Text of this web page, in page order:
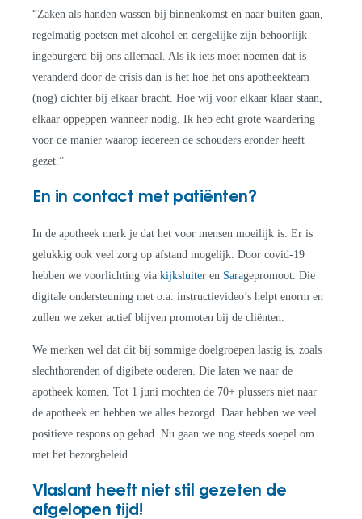
“Zaken als handen wassen bij binnenkomst en naar buiten gaan,
regelmatig poetsen met alcohol en dergelijke zijn behoorlijk
ingeburgerd bij ons allemaal. Als ik iets moet noemen dat is
veranderd door de crisis dan is het hoe het ons apotheekteam
(nog) dichter bij elkaar bracht. Hoe wij voor elkaar klaar staan,
elkaar oppeppen wanneer nodig. Ik heb echt grote waardering
voor de manier waarop iedereen de schouders eronder heeft
gezet.”
En in contact met patiënten?
In de apotheek merk je dat het voor mensen moeilijk is. Er is
gelukkig ook veel zorg op afstand mogelijk. Door covid-19
hebben we voorlichting viakijksluiter en Saragepromoot. Die
digitale ondersteuning met o.a. instructievideo’s helpt enorm en
zullen we zeker actief blijven promoten bij de cliënten.
We merken wel dat dit bij sommige doelgroepen lastig is, zoals
slechthorenden of digibete ouderen. Die laten we naar de
apotheek komen. Tot 1 juni mochten de 70+ plussers niet naar
de apotheek en hebben we alles bezorgd. Daar hebben we veel
positieve respons op gehad. Nu gaan we nog steeds soepel om
met het bezorgbeleid.
Vlaslant heeft niet stil gezeten de
afgelopen tijd!